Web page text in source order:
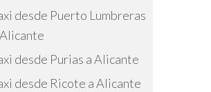
desde Puerto Lumbreras
desde Purias a Alicante
desde Ricote a Alicante